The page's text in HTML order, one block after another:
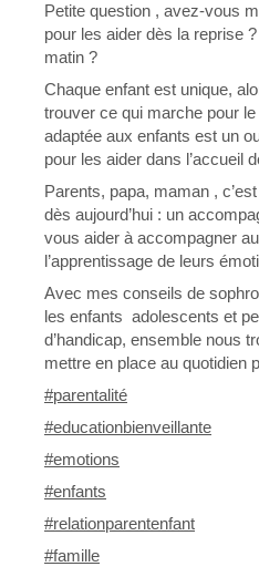
Petite question , avez-vous
pour les aider dès la reprise
matin ?
Chaque enfant est unique,
trouver ce qui marche pour
adaptée aux enfants est un
pour les aider dans l’accueil
Parents, papa, maman ,
dès aujourd’hui : un
vous aider à accompagner
l’apprentissage de leurs
Avec mes conseils de
les enfants adolescents et
d’handicap, ensemble nous
mettre en place au quotidien
#parentalité
#educationbienveillante
#emotions
#enfants
#relationparentenfant
#famille